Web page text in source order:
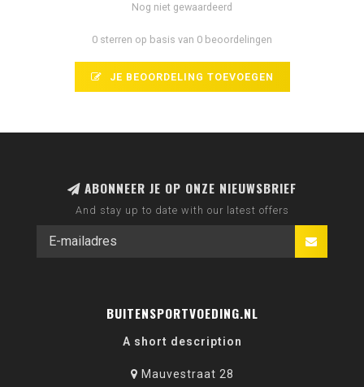
Nog niet gewaardeerd
0 sterren op basis van 0 beoordelingen
JE BEOORDELING TOEVOEGEN
ABONNEER JE OP ONZE NIEUWSBRIEF
And stay up to date with our latest offers
BUITENSPORTVOEDING.NL
A short description
Mauvestraat 28